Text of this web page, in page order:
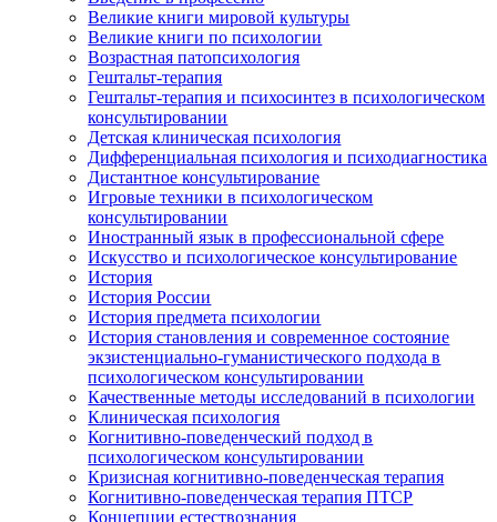
Великие книги мировой культуры
Великие книги по психологии
Возрастная патопсихология
Гештальт-терапия
Гештальт-терапия и психосинтез в психологическом
консультировании
Детская клиническая психология
Дифференциальная психология и психодиагностика
Дистантное консультирование
Игровые техники в психологическом
консультировании
Иностранный язык в профессиональной сфере
Искусство и психологическое консультирование
История
История России
История предмета психологии
История становления и современное состояние
экзистенциально-гуманистического подхода в
психологическом консультировании
Качественные методы исследований в психологии
Клиническая психология
Когнитивно-поведенческий подход в
психологическом консультировании
Кризисная когнитивно-поведенческая терапия
Когнитивно-поведенческая терапия ПТСР
Концепции естествознания